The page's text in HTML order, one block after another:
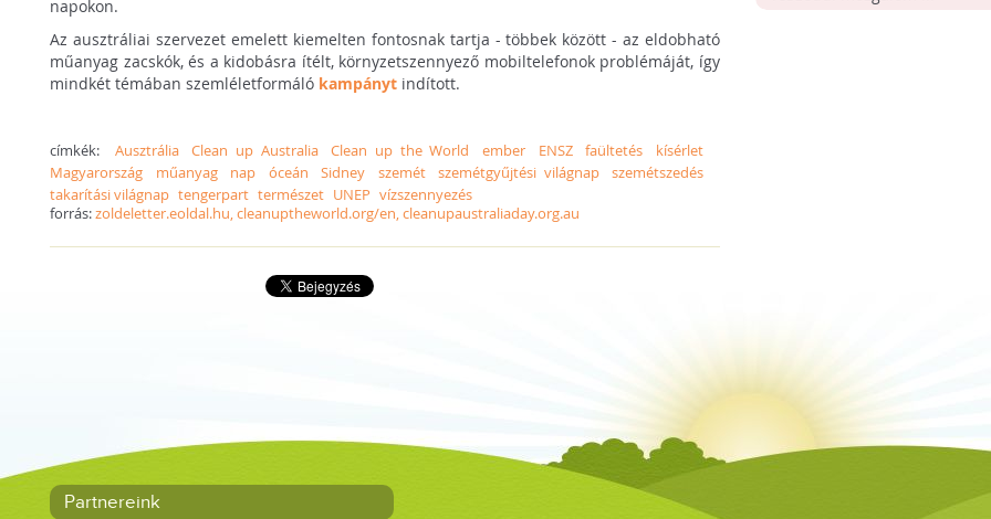
napokon.
Az ausztráliai szervezet emelett kiemelten fontosnak tartja - többek között - az eldobható
műanyag zacskók, és a kidobásra ítélt, környzetszennyező mobiltelefonok problémáját, így
mindkét témában szemléletformáló kampányt indított.
címkék: Ausztrália Clean up Australia Clean up the World ember ENSZ faültetés
kísérlet
Magyarország
műanyag nap óceán Sidney szemét szemétgyűjtési világnap
szemétszedés
takarítási világnap tengerpart természet UNEP vízszennyezés
forrás:zoldeletter.eoldal.hu, cleanuptheworld.org/en, cleanupaustraliaday.org.au
Partnereink